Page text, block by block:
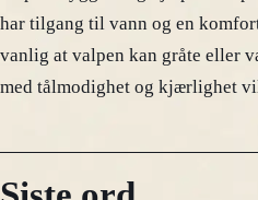
har tilgang til vann og en
vanlig at valpen kan gråte eller
med tålmodighet og kjærlighet